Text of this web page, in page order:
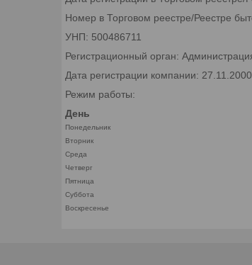
Номер в Торговом реестре/Реестре
УНП: 500486711
Регистрационный орган:
Дата регистрации компании: 27.11.2000
Режим работы:
День
Понедельник
Вторник
Среда
Четверг
Пятница
Суббота
Воскресенье